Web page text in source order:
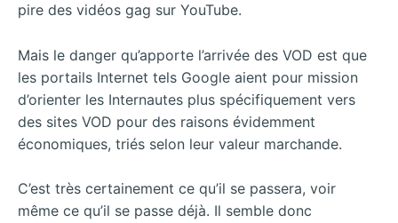
pire des vidéos gag sur YouTube.
Mais le danger qu’apporte l’arrivée des VOD est que
les portails Internet tels Google aient pour mission
d’orienter les Internautes plus spécifiquement vers
des sites VOD pour des raisons évidemment
économiques, triés selon leur valeur marchande.
C’est très certainement ce qu’il se passera, voir
même ce qu’il se passe déjà. Il semble donc